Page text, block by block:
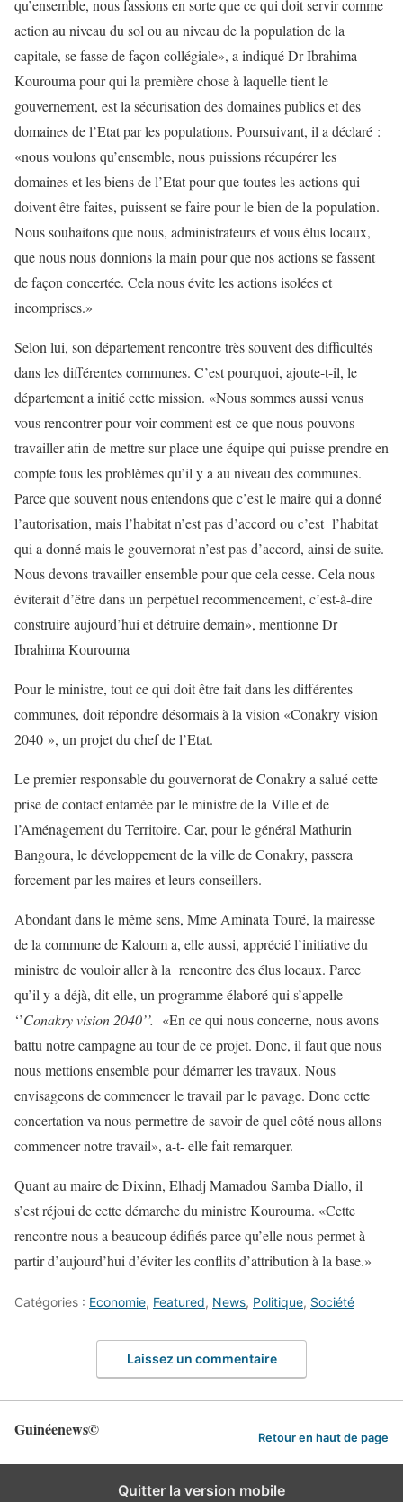
qu’ensemble, nous fassions en sorte que ce qui doit servir comme
action au niveau du sol ou au niveau de la population de la
capitale, se fasse de façon collégiale», a indiqué Dr Ibrahima
Kourouma pour qui la première chose à laquelle tient le
gouvernement, est la sécurisation des domaines publics et des
domaines de l’Etat par les populations. Poursuivant, il a déclaré :
«nous voulons qu’ensemble, nous puissions récupérer les
domaines et les biens de l’Etat pour que toutes les actions qui
doivent être faites, puissent se faire pour le bien de la population.
Nous souhaitons que nous, administrateurs et vous élus locaux,
que nous nous donnions la main pour que nos actions se fassent
de façon concertée. Cela nous évite les actions isolées et
incomprises.»
Selon lui, son département rencontre très souvent des difficultés
dans les différentes communes. C’est pourquoi, ajoute-t-il, le
département a initié cette mission. «Nous sommes aussi venus
vous rencontrer pour voir comment est-ce que nous pouvons
travailler afin de mettre sur place une équipe qui puisse prendre en
compte tous les problèmes qu’il y a au niveau des communes.
Parce que souvent nous entendons que c’est le maire qui a donné
l’autorisation, mais l’habitat n’est pas d’accord ou c’est l’habitat
qui a donné mais le gouvernorat n’est pas d’accord, ainsi de suite.
Nous devons travailler ensemble pour que cela cesse. Cela nous
éviterait d’être dans un perpétuel recommencement, c’est-à-dire
construire aujourd’hui et détruire demain», mentionne Dr
Ibrahima Kourouma
Pour le ministre, tout ce qui doit être fait dans les différentes
communes, doit répondre désormais à la vision «Conakry vision
2040 », un projet du chef de l’Etat.
Le premier responsable du gouvernorat de Conakry a salué cette
prise de contact entamée par le ministre de la Ville et de
l’Aménagement du Territoire. Car, pour le général Mathurin
Bangoura, le développement de la ville de Conakry, passera
forcement par les maires et leurs conseillers.
Abondant dans le même sens, Mme Aminata Touré, la mairesse
de la commune de Kaloum a, elle aussi, apprécié l’initiative du
ministre de vouloir aller à la rencontre des élus locaux. Parce
qu’il y a déjà, dit-elle, un programme élaboré qui s’appelle
‘’Conakry vision 2040’’. «En ce qui nous concerne, nous avons
battu notre campagne au tour de ce projet. Donc, il faut que nous
nous mettions ensemble pour démarrer les travaux. Nous
envisageons de commencer le travail par le pavage. Donc cette
concertation va nous permettre de savoir de quel côté nous allons
commencer notre travail», a-t- elle fait remarquer.
Quant au maire de Dixinn, Elhadj Mamadou Samba Diallo, il
s’est réjoui de cette démarche du ministre Kourouma. «Cette
rencontre nous a beaucoup édifiés parce qu’elle nous permet à
partir d’aujourd’hui d’éviter les conflits d’attribution à la base.»
Catégories : Economie, Featured, News, Politique, Société
Laissez un commentaire
Guinéenews© Retour en haut de page
Quitter la version mobile